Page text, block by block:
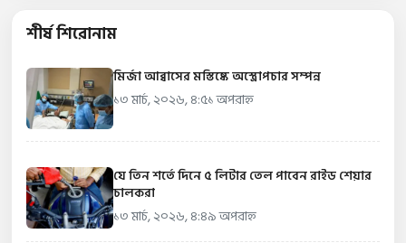
শীর্ষ শিরোনাম
মির্জা আব্বাসের মস্তিষ্কে অস্ত্রোপচার সম্পন্ন
১৩ মার্চ, ২০২৬, ৪:৫১ অপরাহ্ন
যে তিন শর্তে দিনে ৫ লিটার তেল পাবেন রাইড শেয়ার
চালকরা
১৩ মার্চ, ২০২৬, ৪:৪৯ অপরাহ্ন